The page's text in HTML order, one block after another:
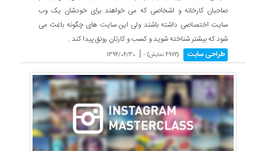
صاحبان کارخانه و اشخاصی که می خواهند برای خودشان یک وب
سایت اختصاصی داشته باشند ولی این سایت های چگونه باعث می
شود که بیشتر شناخته شوید و کسب و کارتان رونق پیدا کند .
طراحی سایت (4972 نمایش) - |
1394/04/30